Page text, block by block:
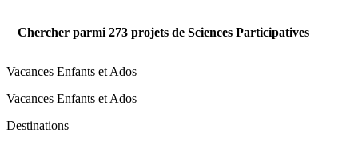
Chercher parmi 273 projets de Sciences Participatives
Vacances Enfants et Ados
Vacances Enfants et Ados
Destinations